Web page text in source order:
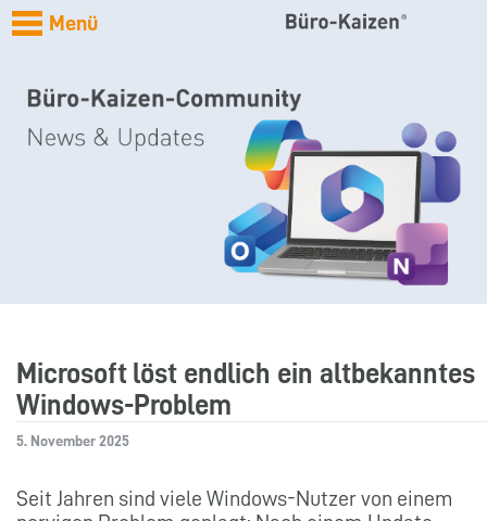
Menü
Microsoft löst endlich ein altbekanntes
Windows-Problem
5. November 2025
Seit Jahren sind viele Windows-Nutzer von einem